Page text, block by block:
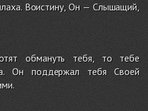
Воистину, Он — Слышащий,
обмануть тебя, то тебе
Он поддержал тебя Своей